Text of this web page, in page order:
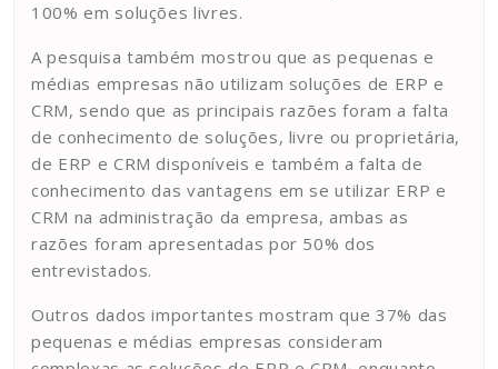
100% em soluções livres.
A pesquisa também mostrou que as pequenas e
médias empresas não utilizam soluções de ERP e
CRM, sendo que as principais razões foram a falta
de conhecimento de soluções, livre ou proprietária,
de ERP e CRM disponíveis e também a falta de
conhecimento das vantagens em se utilizar ERP e
CRM na administração da empresa, ambas as
razões foram apresentadas por 50% dos
entrevistados.
Outros dados importantes mostram que 37% das
pequenas e médias empresas consideram